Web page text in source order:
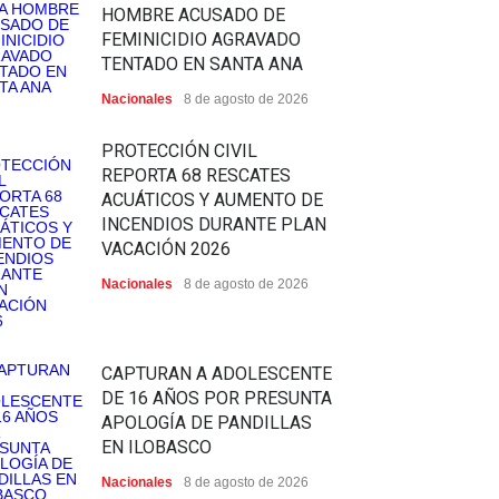
HOMBRE ACUSADO DE
FEMINICIDIO AGRAVADO
TENTADO EN SANTA ANA
Nacionales 8 de agosto de 2026
PROTECCIÓN CIVIL
REPORTA 68 RESCATES
ACUÁTICOS Y AUMENTO DE
INCENDIOS DURANTE PLAN
VACACIÓN 2026
Nacionales 8 de agosto de 2026
CAPTURAN A ADOLESCENTE
DE 16 AÑOS POR PRESUNTA
APOLOGÍA DE PANDILLAS
EN ILOBASCO
Nacionales 8 de agosto de 2026